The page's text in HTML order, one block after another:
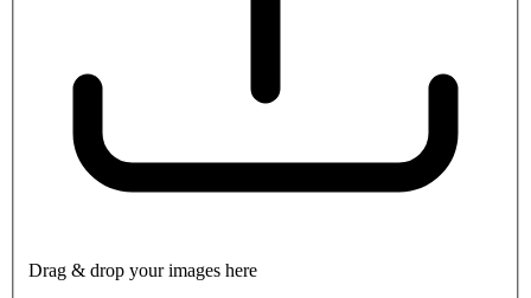
Drag & drop your images here